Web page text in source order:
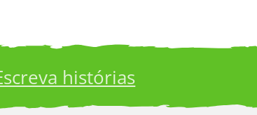
histórias